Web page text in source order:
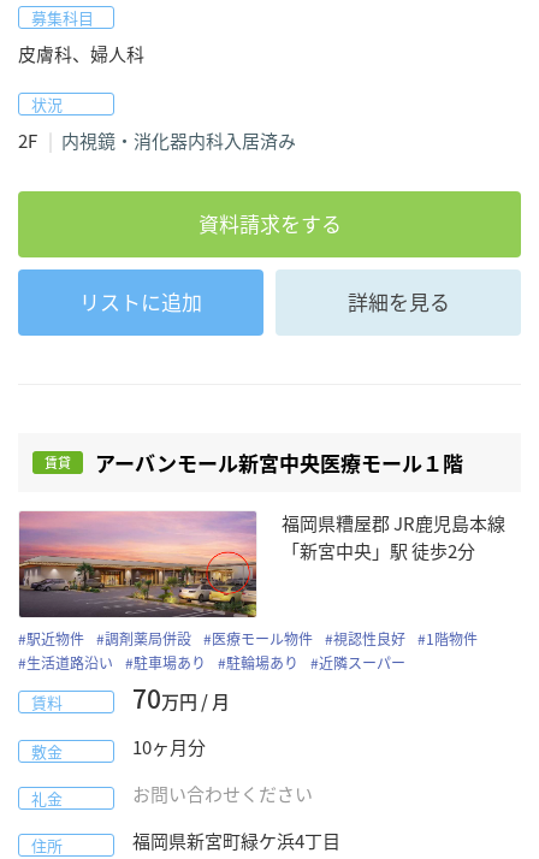
募集科目
皮膚科、婦人科
状況
2F 内視鏡・消化器内科入居済み
資料請求をする
リストに追加 詳細を見る
賃貸 アーバンモール新宮中央医療モール１階
福岡県糟屋郡 JR鹿児島本線
「新宮中央」駅 徒歩2分
#駅近物件 #調剤薬局併設 #医療モール物件 #視認性良好 #1階物件
#生活道路沿い #駐車場あり #駐輪場あり #近隣スーパー
賃料 70万円 / 月
敷金 10ヶ月分
礼金 お問い合わせください
住所 福岡県新宮町緑ケ浜4丁目